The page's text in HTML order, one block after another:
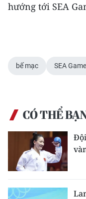
hướng tới SEA
bế mạc SEA
CÓ THỂ